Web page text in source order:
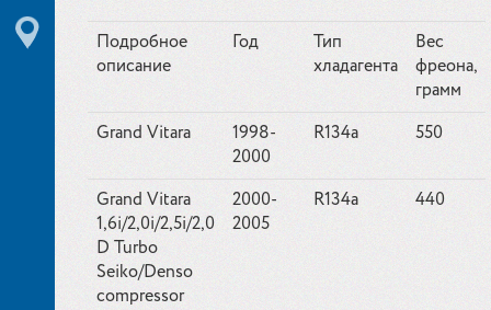
Подробное
описание
Год
Тип
хладагента
Вес
фреона,
грамм
Grand Vitara
1998-
2000
R134a 550
Grand Vitara
1,6i/2,0i/2,5i/2,0
D Turbo
Seiko/Denso
compressor
2000-
2005
R134a 440